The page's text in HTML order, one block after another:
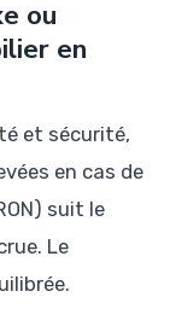
ou
en
et sécurité,
en cas de
suit le
Le